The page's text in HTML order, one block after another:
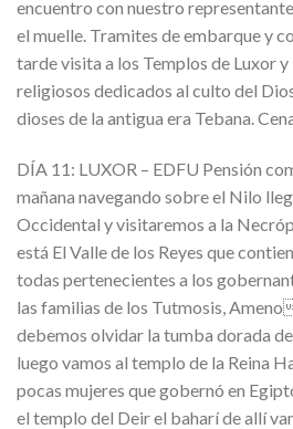
encuentro con nuestro
el muelle. Tramites de embarque y
tarde visita a los Templos de Luxor
religiosos dedicados al culto del
dioses de la antigua era Tebana.
DÍA 11: LUXOR – EDFU Pensión
mañana navegando sobre el Nilo
Occidental y visitaremos a la
está El Valle de los Reyes que
todas pertenecientes a los
las familias de los Tutmosis, Ameno
debemos olvidar la tumba dorada
luego vamos al templo de la Reina
pocas mujeres que gobernó en
el templo del Deir el baharí de allí